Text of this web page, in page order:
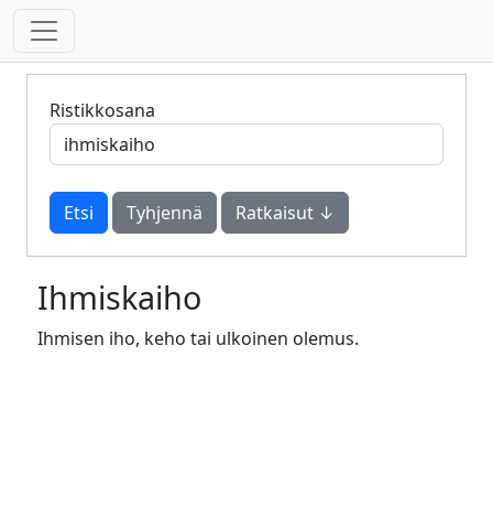
Ristikkosana
Tyhjennä Ratkaisut ↓
Ihmiskaiho
Ihmisen iho, keho tai ulkoinen olemus.